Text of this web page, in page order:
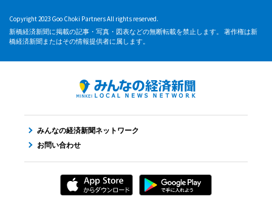
Copyright 2023 Goo Choki Partners All rights reserved.
新橋経済新聞に掲載の記事・写真・図表などの無断転載を禁止します。 著作権は新
橋経済新聞またはその情報提供者に属します。
みんなの経済新聞ネットワーク
お問い合わせ